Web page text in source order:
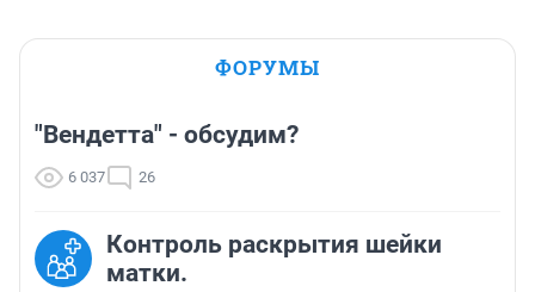
ФОРУМЫ
"Вендетта" - обсудим?
6 037 26
Контроль раскрытия шейки
матки.